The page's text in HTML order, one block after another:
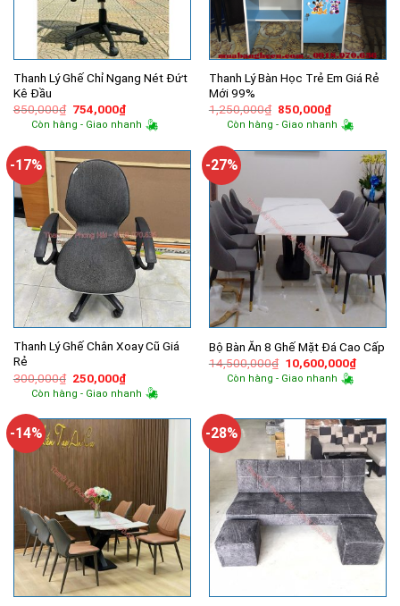
Thanh Lý Ghế Chỉ Ngang Nét Đứt
Kê Đầu
850,000₫ Giá
gốc
là:
754,000₫Giá
hiện
tại
754,000₫.
Còn hàng - Giao nhanh
Thanh Lý Bàn Học Trẻ Em Giá Rẻ
Mới 99%
1,250,000₫ Giá
gốc
là:
850,000₫Giá
hiện
tại
850,000₫.
Còn hàng - Giao nhanh
-17%
Thanh Lý Ghế Chân Xoay Cũ Giá
Rẻ
300,000₫ Giá
gốc
là:
250,000₫Giá
hiện
tại
250,000₫.
Còn hàng - Giao nhanh
-27%
Bộ Bàn Ăn 8 Ghế Mặt Đá Cao Cấp
14,500,000₫ Giá
gốc
là:
10,600,000₫Giá
hiện
Còn hàng - Giao nhanh
-14% -28%